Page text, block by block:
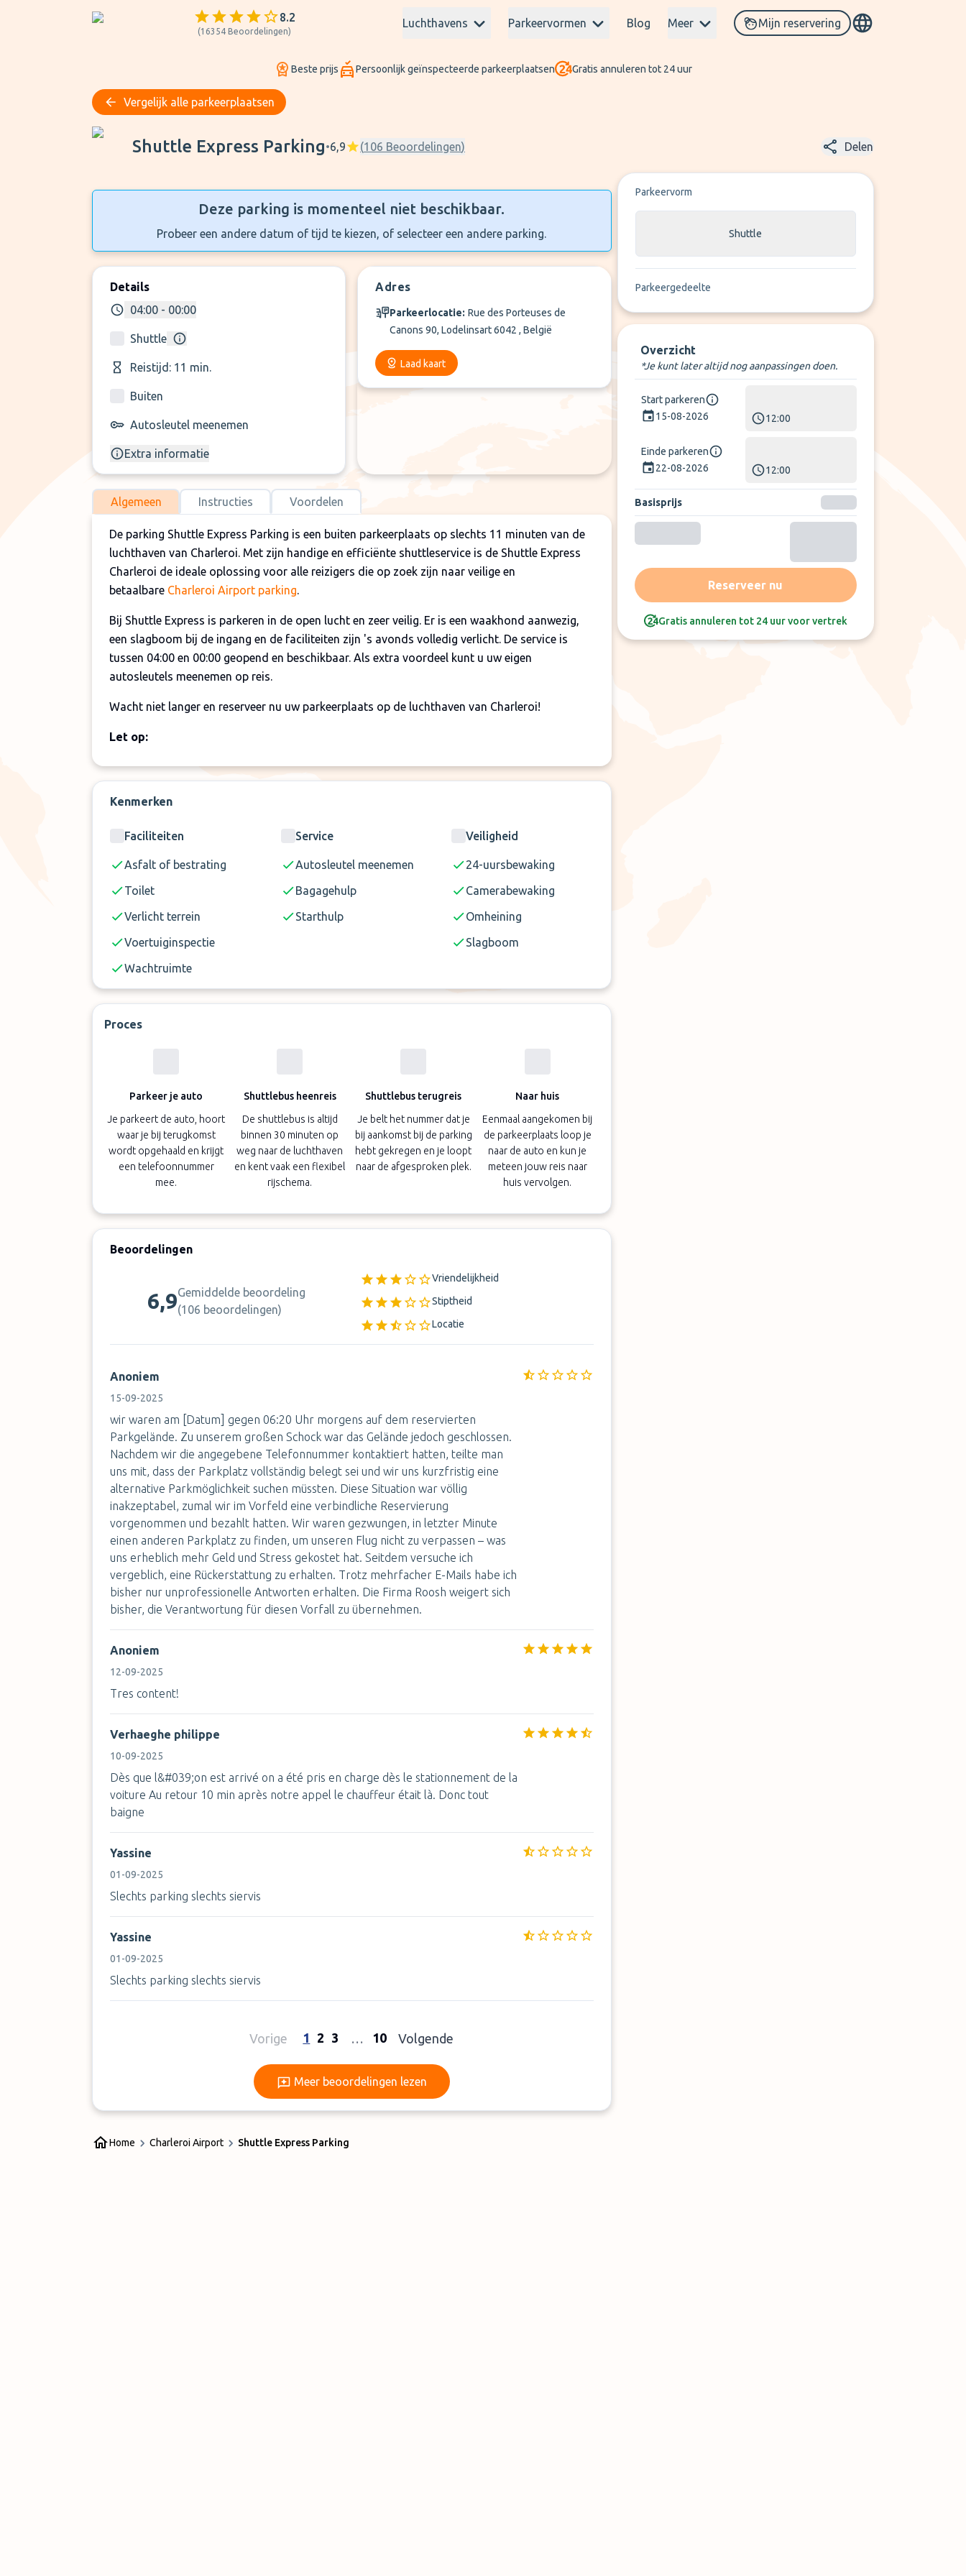
8.2
(16354 Beoordelingen)
Luchthavens Parkeervormen Blog Meer Mijn reservering
Beste prijs Persoonlijk geïnspecteerde parkeerplaatsen Gratis annuleren tot 24 uur
Vergelijk alle parkeerplaatsen
Shuttle Express Parking
Shuttle Express Parking•6,9 (106 Beoordelingen) Delen
Deze parking is momenteel niet beschikbaar.
Probeer een andere datum of tijd te kiezen, of selecteer een andere parking.
Details
04:00 - 00:00
Shuttle
Reistijd: 11 min.
Buiten
Autosleutel meenemen
Extra informatie
Adres
Parkeerlocatie: Rue des Porteuses de
Canons 90, Lodelinsart 6042 , België
Laad kaart
Algemeen Instructies Voordelen
De parking Shuttle Express Parking is een buiten parkeerplaats op slechts 11 minuten van de
luchthaven van Charleroi. Met zijn handige en efficiënte shuttleservice is de Shuttle Express
Charleroi de ideale oplossing voor alle reizigers die op zoek zijn naar veilige en
betaalbare Charleroi Airport parking.
Bij Shuttle Express is parkeren in de open lucht en zeer veilig. Er is een waakhond aanwezig,
een slagboom bij de ingang en de faciliteiten zijn 's avonds volledig verlicht. De service is
tussen 04:00 en 00:00 geopend en beschikbaar. Als extra voordeel kunt u uw eigen
autosleutels meenemen op reis.
Wacht niet langer en reserveer nu uw parkeerplaats op de luchthaven van Charleroi!
Let op:
U dient ter plaatse een luchthaventoeslag contant te betalen van € 10.
meer? Dan dient u uw reisgezelschap eerst af te zetten bij de luchthaven.
Kenmerken
Faciliteiten
Asfalt of bestrating
Toilet
Verlicht terrein
Voertuiginspectie
Wachtruimte
Service
Autosleutel meenemen
Bagagehulp
Starthulp
Veiligheid
24-uursbewaking
Camerabewaking
Omheining
Slagboom
Proces
Parkeer je auto
Je parkeert de auto, hoort
waar je bij terugkomst
wordt opgehaald en krijgt
een telefoonnummer
mee.
Shuttlebus heenreis
De shuttlebus is altijd
binnen 30 minuten op
weg naar de luchthaven
en kent vaak een flexibel
rijschema.
Shuttlebus terugreis
Je belt het nummer dat je
bij aankomst bij de parking
hebt gekregen en je loopt
naar de afgesproken plek.
Naar huis
Eenmaal aangekomen bij
de parkeerplaats loop je
naar de auto en kun je
meteen jouw reis naar
huis vervolgen.
Beoordelingen
6,9Gemiddelde beoordeling
(106 beoordelingen)
Vriendelijkheid
Stiptheid
Locatie
Anoniem
15-09-2025
wir waren am [Datum] gegen 06:20 Uhr morgens auf dem reservierten
Parkgelände. Zu unserem großen Schock war das Gelände jedoch geschlossen.
Nachdem wir die angegebene Telefonnummer kontaktiert hatten, teilte man
uns mit, dass der Parkplatz vollständig belegt sei und wir uns kurzfristig eine
alternative Parkmöglichkeit suchen müssten. Diese Situation war völlig
inakzeptabel, zumal wir im Vorfeld eine verbindliche Reservierung
vorgenommen und bezahlt hatten. Wir waren gezwungen, in letzter Minute
einen anderen Parkplatz zu finden, um unseren Flug nicht zu verpassen – was
uns erheblich mehr Geld und Stress gekostet hat. Seitdem versuche ich
vergeblich, eine Rückerstattung zu erhalten. Trotz mehrfacher E-Mails habe ich
bisher nur unprofessionelle Antworten erhalten. Die Firma Roosh weigert sich
bisher, die Verantwortung für diesen Vorfall zu übernehmen.
Anoniem
12-09-2025
Tres content!
Verhaeghe philippe
10-09-2025
Dès que l&#039;on est arrivé on a été pris en charge dès le stationnement de la
voiture Au retour 10 min après notre appel le chauffeur était là. Donc tout
baigne
Yassine
01-09-2025
Slechts parking slechts siervis
Yassine
01-09-2025
Slechts parking slechts siervis
Vorige 1 2 3 … 10 Volgende
Meer beoordelingen lezen
Meer beoordelingen lezen
Parkeervorm
Shuttle
Parkeergedeelte
Overzicht
*Je kunt later altijd nog aanpassingen doen.
Start parkeren
15-08-2026
12:00
Einde parkeren
22-08-2026
12:00
Basisprijs
Reserveer nu
Gratis annuleren tot 24 uur voor vertrek
Home Charleroi Airport Shuttle Express Parking